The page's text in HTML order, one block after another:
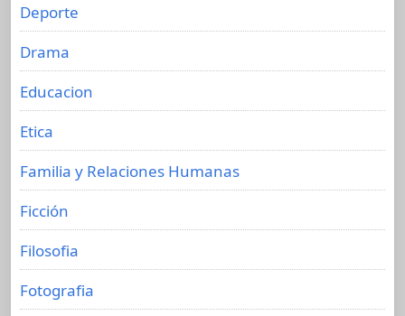
Deporte
Drama
Educacion
Etica
Familia y Relaciones Humanas
Ficción
Filosofia
Fotografia